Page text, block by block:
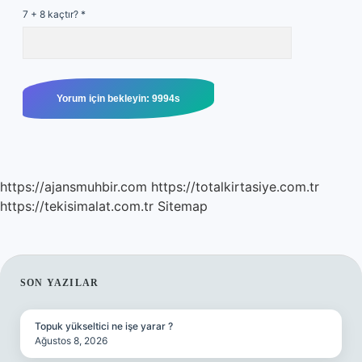
7 + 8 kaçtır? *
https://ajansmuhbir.com https://totalkirtasiye.com.tr
https://tekisimalat.com.tr Sitemap
SIDEBAR
SON YAZILAR
Topuk yükseltici ne işe yarar ?
Ağustos 8, 2026